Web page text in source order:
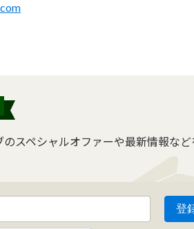
スペシャルオファーや最新情報など